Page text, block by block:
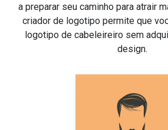
a preparar seu caminho para atrair
criador de logotipo permite que
logotipo de cabeleireiro sem
design.